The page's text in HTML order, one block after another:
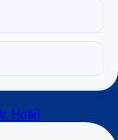
Hoài)